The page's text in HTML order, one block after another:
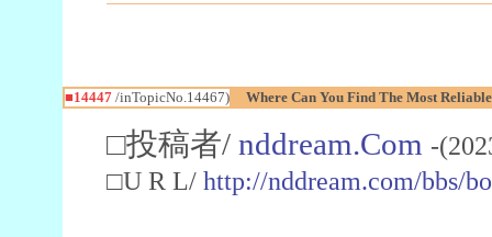
■14447/inTopicNo.14467) Where Can You Find The Most
□投稿者/ nddream.Com -
□U R L/ http://nddream.com/bbs/